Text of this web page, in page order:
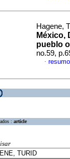
Hagene,
México,
pueblo
no.59,
·
: article